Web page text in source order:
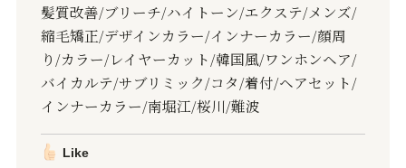
髪質改善/ブリーチ/ハイトーン/エクステ/メンズ/
縮毛矯正/デザインカラー/インナーカラー/顔周
り /カラー/レイヤーカット/韓国風/ワンホンヘア/
バイカルテ/サブリミック/コタ/着付/ヘアセット/
インナーカラー/南堀江/桜川/難波
Like